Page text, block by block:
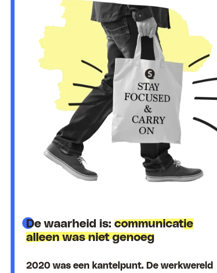
De waarheid is:communicatie
alleen was niet genoeg
2020 was een kantelpunt. De werkwereld